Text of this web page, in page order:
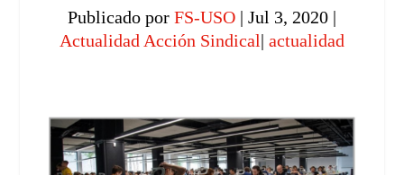
Publicado por FS-USO | Jul 3, 2020 |
Actualidad Acción Sindical| actualidad